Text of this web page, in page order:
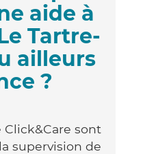
aide à
Tartre-
ailleurs
?
Click&Care sont
supervision de